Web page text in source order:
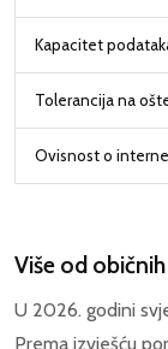
Kapacitet
Tolerancija na
Ovisnost o
Više od
U 2026. godini
Prema izvješću